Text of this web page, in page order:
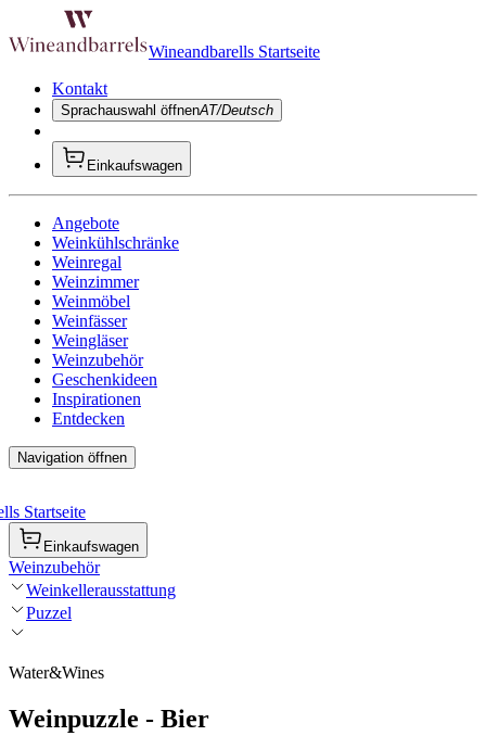
Wineandbarells Startseite
Kontakt
Sprachauswahl öffnenAT/Deutsch
Einkaufswagen
Angebote
Weinkühlschränke
Weinregal
Weinzimmer
Weinmöbel
Weinfässer
Weingläser
Weinzubehör
Geschenkideen
Inspirationen
Entdecken
Navigation öffnen
Startseite
Einkaufswagen
Weinzubehör
Weinkellerausstattung
Puzzel
Water&Wines
Weinpuzzle - Bier